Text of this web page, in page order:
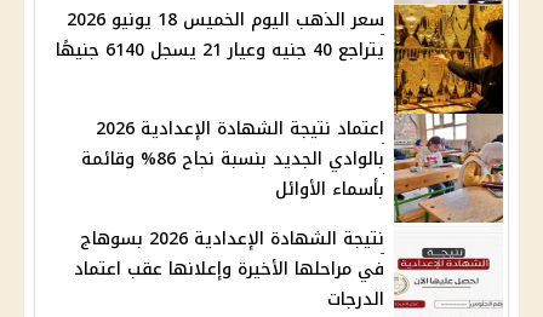
سعر الذهب اليوم الخميس 18 يونيو 2026
يتراجع 40 جنيه وعيار 21 يسجل 6140 جنيهًا
اعتماد نتيجة الشهادة الإعدادية 2026
بالوادي الجديد بنسبة نجاح 86% وقائمة
بأسماء الأوائل
نتيجة الشهادة الإعدادية 2026 بسوهاج
في مراحلها الأخيرة وإعلانها عقب اعتماد
الدرجات